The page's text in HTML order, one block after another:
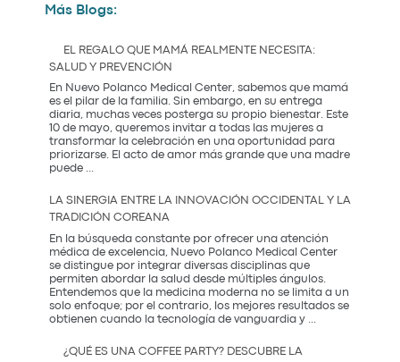
Más Blogs:
EL REGALO QUE MAMÁ REALMENTE NECESITA:
SALUD Y PREVENCIÓN
En Nuevo Polanco Medical Center, sabemos que mamá
es el pilar de la familia. Sin embargo, en su entrega
diaria, muchas veces posterga su propio bienestar. Este
10 de mayo, queremos invitar a todas las mujeres a
transformar la celebración en una oportunidad para
priorizarse. El acto de amor más grande que una madre
puede ...
que
Realmente
Necesita:
Salud
y
Prevención
LA SINERGIA ENTRE LA INNOVACIÓN OCCIDENTAL Y LA
TRADICIÓN COREANA
En la búsqueda constante por ofrecer una atención
médica de excelencia, Nuevo Polanco Medical Center
se distingue por integrar diversas disciplinas que
permiten abordar la salud desde múltiples ángulos.
Entendemos que la medicina moderna no se limita a un
solo enfoque; por el contrario, los mejores resultados se
obtienen cuando la tecnología de vanguardia y
¿QUÉ ES UNA COFFEE PARTY? DESCUBRE LA